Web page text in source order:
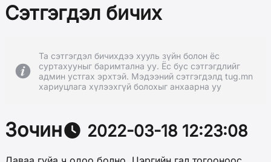
Сэтгэгдэл бичих
Та сэтгэгдэл бичихдээ хууль зүйн болон ёс
суртахууныг баримтална уу. Ёс бус сэтгэгдлийг
админ устгах эрхтэй. Мэдээний сэтгэгдэлд tug.mn
хариуцлага хүлээхгүй болохыг анхаарна уу
Зочин 2022-03-18 12:23:08